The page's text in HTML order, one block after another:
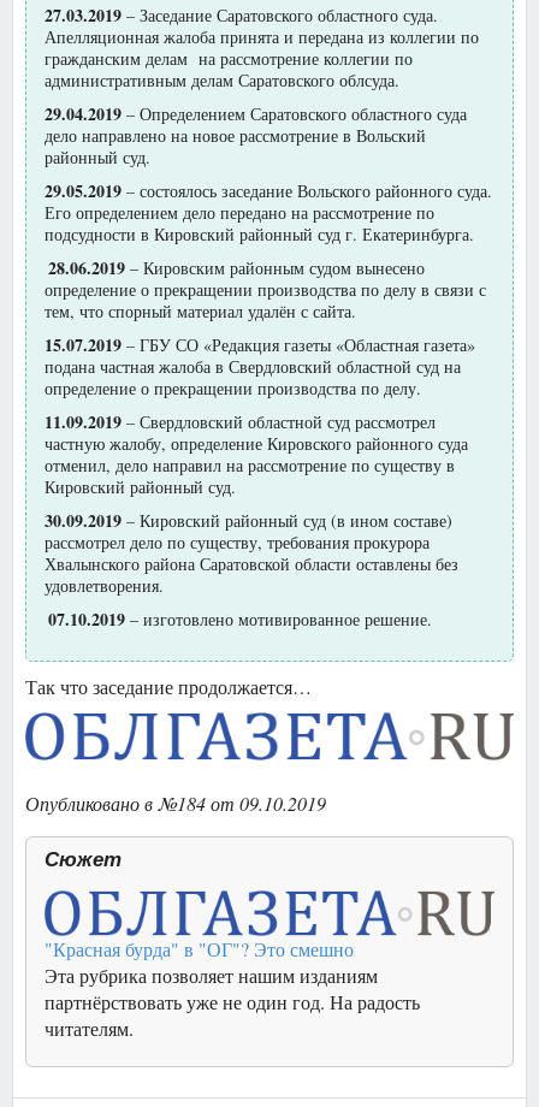
27.03.2019 – Заседание Саратовского областного суда.
Апелляционная жалоба принята и передана из коллегии по
гражданским делам на рассмотрение коллегии по
административным делам Саратовского облсуда.
29.04.2019 – Определением Саратовского областного суда
дело направлено на новое рассмотрение в Вольский
районный суд.
29.05.2019 – состоялось заседание Вольского районного суда.
Его определением дело передано на рассмотрение по
подсудности в Кировский районный суд г. Екатеринбурга.
28.06.2019 – Кировским районным судом вынесено
определение о прекращении производства по делу в связи с
тем, что спорный материал удалён с сайта.
15.07.2019 – ГБУ СО «Редакция газеты «Областная газета»
подана частная жалоба в Свердловский областной суд на
определение о прекращении производства по делу.
11.09.2019 – Свердловский областной суд рассмотрел
частную жалобу, определение Кировского районного суда
отменил, дело направил на рассмотрение по существу в
Кировский районный суд.
30.09.2019 – Кировский районный суд (в ином составе)
рассмотрел дело по существу, требования прокурора
Хвалынского района Саратовской области оставлены без
удовлетворения.
07.10.2019 – изготовлено мотивированное решение.
Так что заседание продолжается…
Опубликовано в №184 от 09.10.2019
Сюжет
"Красная бурда" в "ОГ"? Это смешно
Эта рубрика позволяет нашим изданиям
партнёрствовать уже не один год. На радость
читателям.